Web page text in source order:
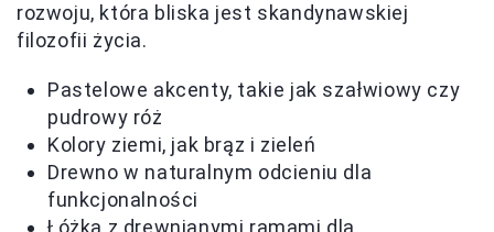
rozwoju, która bliska jest skandynawskiej
filozofii życia.
Pastelowe akcenty, takie jak szałwiowy czy
pudrowy róż
Kolory ziemi, jak brąz i zieleń
Drewno w naturalnym odcieniu dla
funkcjonalności
Łóżka z drewnianymi ramami dla